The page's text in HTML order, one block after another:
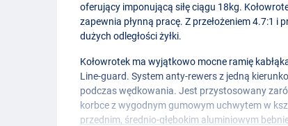
oferujący imponującą siłę ciągu 18kg.
zapewnia płynną pracę. Z przełożeniem 4.7:1
dużych odległości żyłki.
Kołowrotek ma wyjątkowo mocne ramię
Line-guard. System anty-rewers z jedną
podczas wędkowania. Jest przystosowany
korbce z wygodnym gumowym uchwytem w
przednim, średnio-głębokim aluminiowym